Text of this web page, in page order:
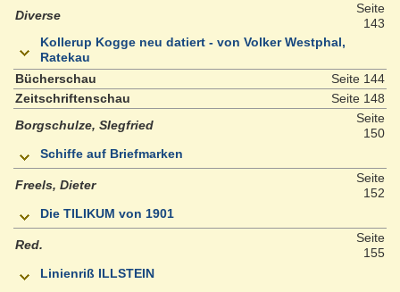
Diverse
Seite
143
Kollerup Kogge neu datiert - von Volker Westphal,
Ratekau
Bücherschau
Seite 144
Zeitschriftenschau
Seite 148
Borgschulze, SIegfried
Seite
150
Schiffe auf Briefmarken
Freels, Dieter
Seite
152
Die TILIKUM von 1901
Red.
Seite
155
Linienriß ILLSTEIN